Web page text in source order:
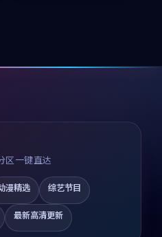
区一键直达
漫精选 综艺节目
最新高清更新